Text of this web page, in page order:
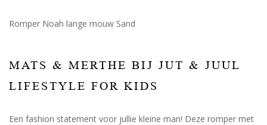
Romper Noah lange mouw Sand
MATS & MERTHE BIJ JUT & JUUL
LIFESTYLE FOR KIDS
Een fashion statement voor jullie kleine man! Deze romper met